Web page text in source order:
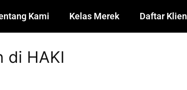
Kami Kelas Merek Daftar Klien
di HAKI